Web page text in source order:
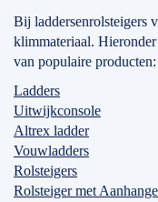
Bij laddersenrolsteigers
klimmateriaal.
van populaire producten:
Ladders
Uitwijkconsole
Altrex ladder
Vouwladders
Rolsteigers
Rolsteiger met